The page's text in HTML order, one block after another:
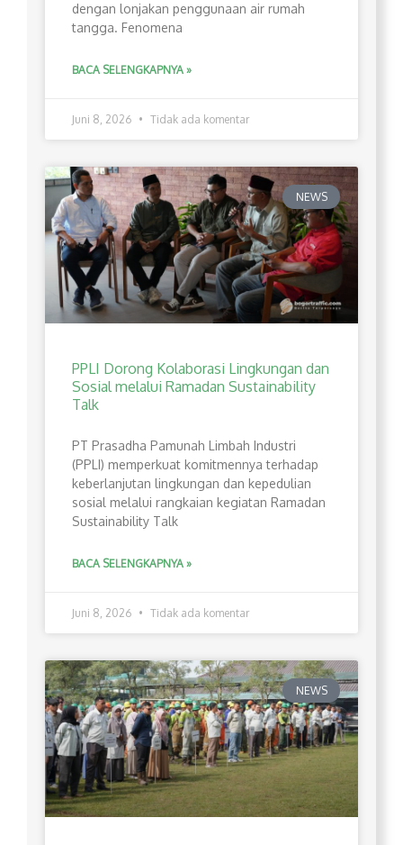
dengan lonjakan penggunaan air rumah
tangga. Fenomena
BACA SELENGKAPNYA »
Juni 8, 2026 Tidak ada komentar
NEWS
PPLI Dorong Kolaborasi Lingkungan dan
Sosial melalui Ramadan Sustainability
Talk
PT Prasadha Pamunah Limbah Industri
(PPLI) memperkuat komitmennya terhadap
keberlanjutan lingkungan dan kepedulian
sosial melalui rangkaian kegiatan Ramadan
Sustainability Talk
BACA SELENGKAPNYA »
Juni 8, 2026 Tidak ada komentar
NEWS